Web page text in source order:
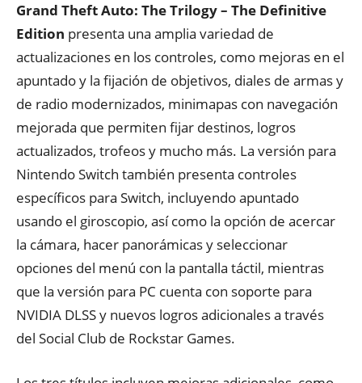
Grand Theft Auto: The Trilogy – The Definitive
Edition presenta una amplia variedad de
actualizaciones en los controles, como mejoras en el
apuntado y la fijación de objetivos, diales de armas y
de radio modernizados, minimapas con navegación
mejorada que permiten fijar destinos, logros
actualizados, trofeos y mucho más. La versión para
Nintendo Switch también presenta controles
específicos para Switch, incluyendo apuntado
usando el giroscopio, así como la opción de acercar
la cámara, hacer panorámicas y seleccionar
opciones del menú con la pantalla táctil, mientras
que la versión para PC cuenta con soporte para
NVIDIA DLSS y nuevos logros adicionales a través
del Social Club de Rockstar Games.